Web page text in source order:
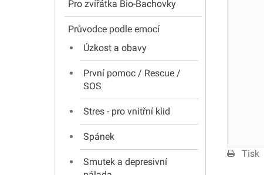
Pro zvířátka Bio-Bachovky
Průvodce podle emocí
Úzkost a obavy
První pomoc / Rescue /
SOS
Stres - pro vnitřní klid
Spánek
Smutek a depresivní
Tisk